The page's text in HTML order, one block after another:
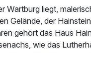
Wartburg liegt,
Gelände, der
gehört das Haus
wie das